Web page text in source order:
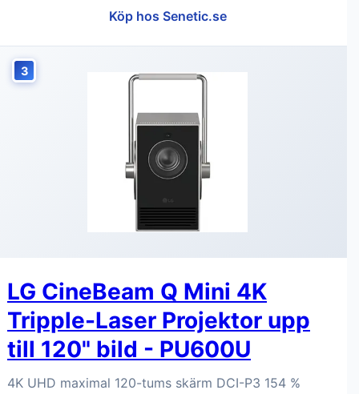
Köp hos Senetic.se
3
LG CineBeam Q Mini 4K
Tripple-Laser Projektor upp
till 120" bild - PU600U
4K UHD maximal 120-tums skärm DCI-P3 154 %